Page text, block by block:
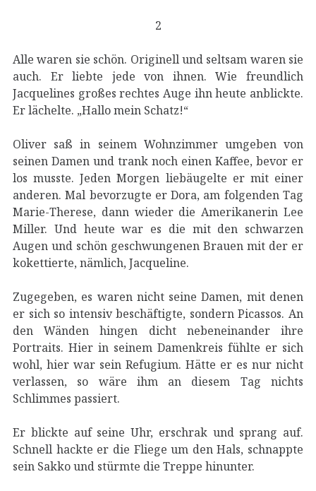
2
Alle waren sie schön. Originell und seltsam waren sie
auch. Er liebte jede von ihnen. Wie freundlich
Jacquelines großes rechtes Auge ihn heute anblickte.
Er lächelte. „Hallo mein Schatz!“
Oliver saß in seinem Wohnzimmer umgeben von
seinen Damen und trank noch einen Kaffee, bevor er
los musste. Jeden Morgen liebäugelte er mit einer
anderen. Mal bevorzugte er Dora, am folgenden Tag
Marie-Therese, dann wieder die Amerikanerin Lee
Miller. Und heute war es die mit den schwarzen
Augen und schön geschwungenen Brauen mit der er
kokettierte, nämlich, Jacqueline.
Zugegeben, es waren nicht seine Damen, mit denen
er sich so intensiv beschäftigte, sondern Picassos. An
den Wänden hingen dicht nebeneinander ihre
Portraits. Hier in seinem Damenkreis fühlte er sich
wohl, hier war sein Refugium. Hätte er es nur nicht
verlassen, so wäre ihm an diesem Tag nichts
Schlimmes passiert.
Er blickte auf seine Uhr, erschrak und sprang auf.
Schnell hackte er die Fliege um den Hals, schnappte
sein Sakko und stürmte die Treppe hinunter.